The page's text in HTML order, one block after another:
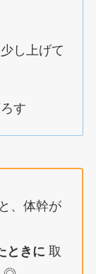
し上げて
す
、体幹が
ときに 取